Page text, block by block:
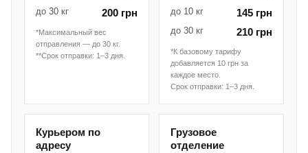
до 30 кг 200 грн
*Максимальный вес
отправления — до 30 кг.
**Срок отправки: 1–3 дня.
до 10 кг 145 грн
до 30 кг 210 грн
*К базовому тарифу
добавляется 10 грн за
каждое место.
Срок отправки: 1–3 дня.
Курьером по
адресу
Грузовое
отделение